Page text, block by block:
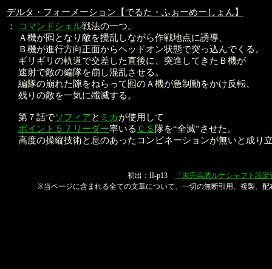
デルタ・フォーメーション【でるた・ふぉーめーしょん】
：
コマンドシェル戦法の一つ。
Ａ機が囮となり敵を攪乱しながら作戦地点に誘導、
Ｂ機が進行方向正面からヘッドオン状態で突っ込んでくる。
ギリギリの軌道で交差した直後に、突進してきたＢ機が
速射で敵の編隊を崩し混乱させる。
編隊の崩れた隙をねらって囮のＡ機が急制動をかけ反転、
残りの敵を一気に殲滅する。
第７話でソフィアと ミカが使用して
ポイント５７リーダー率いる ＣＳ 隊を“全滅”させた。
高度の操縦技術と息のあったコンビネーションが無いと成り
初出：II-p13
「未完兵装ルナシャフト設
※当ページに含まれる全ての文章について、一切の無断引用、複製、配